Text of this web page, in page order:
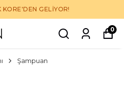
KORE'DEN GELİYOR!
0
Şampuan